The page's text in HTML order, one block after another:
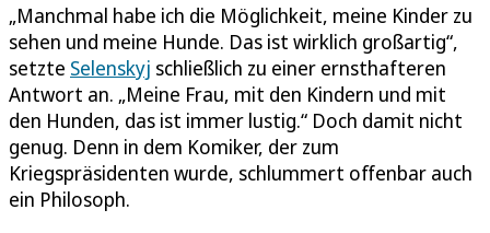
„Manchmal habe ich die Möglichkeit, meine Kinder zu
sehen und meine Hunde. Das ist wirklich großartig“,
setzte Selenskyj schließlich zu einer ernsthafteren
Antwort an. „Meine Frau, mit den Kindern und mit
den Hunden, das ist immer lustig.“ Doch damit nicht
genug. Denn in dem Komiker, der zum
Kriegspräsidenten wurde, schlummert offenbar auch
ein Philosoph.